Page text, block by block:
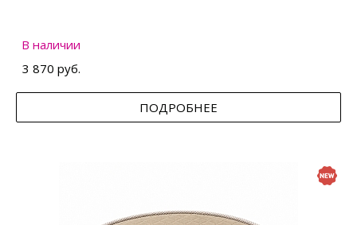
В наличии
3 870 руб.
ПОДРОБНЕЕ